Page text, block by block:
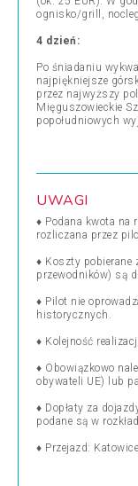
ognisko/grill,
4 dzień:
Po śniadaniu
najpiękniejsze
przez najwyższy
Mięguszowieckie
popołudniowych
UWAGI
♦ Podana kwota na
rozliczana przez
♦ Koszty pobierane
przewodników) są
♦ Pilot nie
historycznych.
♦ Kolejność
♦ Obowiązkowo
obywateli UE) lub
♦ Dopłaty za
podane są w
♦ Przejazd: